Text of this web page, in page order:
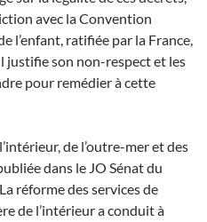
avec la Convention
l’enfant, ratifiée par la France,
justifie son non-respect et les
pour remédier à cette
de l’outre-mer et des
dans le JO Sénat du
réforme des services de
de l’intérieur a conduit à